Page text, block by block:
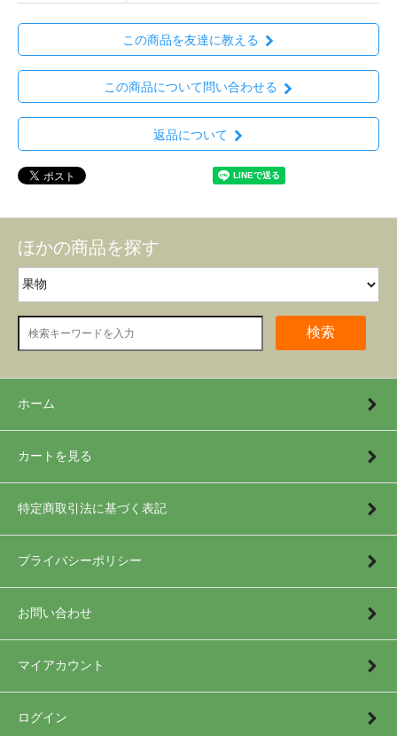
この商品を友達に教える
この商品について問い合わせる
返品について
ほかの商品を探す
検索
ホーム
カートを見る
特定商取引法に基づく表記
プライバシーポリシー
お問い合わせ
マイアカウント
ログイン